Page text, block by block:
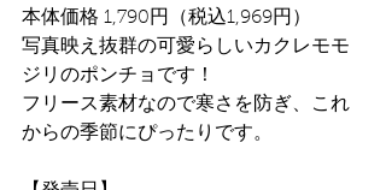
本体価格 1,790円（税込1,969円）
写真映え抜群の可愛らしいカクレモモ
ジリのポンチョです！
フリース素材なので寒さを防ぎ、これ
からの季節にぴったりです。